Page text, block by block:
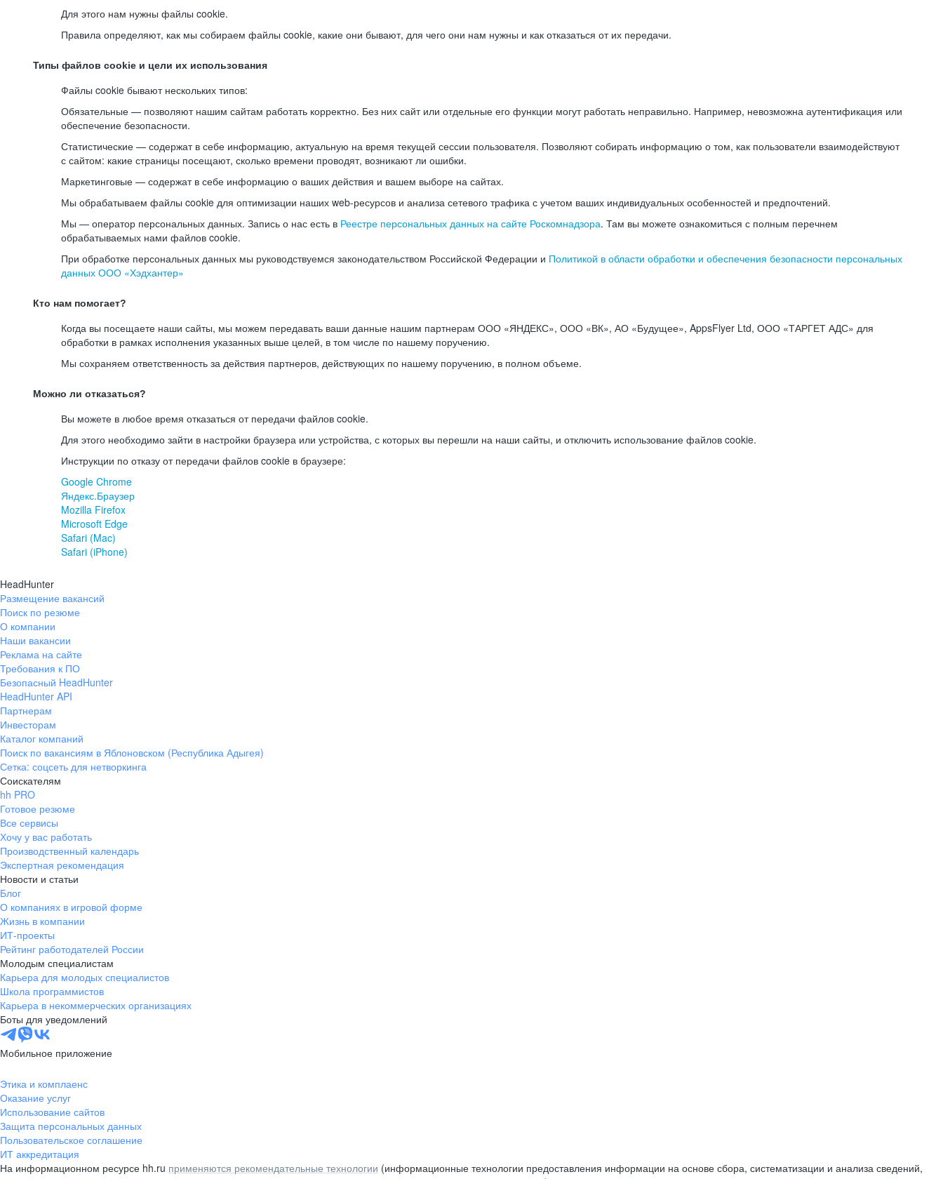
Для этого нам нужны файлы cookie.
Правила определяют, как мы собираем файлы cookie, какие они бывают, для чего они нам нужны и как отказаться от их передачи.
Типы файлов cookie и цели их использования
Файлы cookie бывают нескольких типов:
Обязательные — позволяют нашим сайтам работать корректно. Без них сайт или отдельные его функции могут работать неправильно. Например, невозможна аутентификация или
обеспечение безопасности.
Статистические — содержат в себе информацию, актуальную на время текущей сессии пользователя. Позволяют собирать информацию о том, как пользователи взаимодействуют
с сайтом: какие страницы посещают, сколько времени проводят, возникают ли ошибки.
Маркетинговые — содержат в себе информацию о ваших действия и вашем выборе на сайтах.
Мы обрабатываем файлы cookie для оптимизации наших web-ресурсов и анализа сетевого трафика с учетом ваших индивидуальных особенностей и предпочтений.
Мы — оператор персональных данных. Запись о нас есть в Реестре персональных данных на сайте Роскомнадзора. Там вы можете ознакомиться с полным перечнем
обрабатываемых нами файлов cookie.
При обработке персональных данных мы руководствуемся законодательством Российской Федерации и Политикой в области обработки и обеспечения безопасности персональных
данных ООО «Хэдхантер»
Кто нам помогает?
Когда вы посещаете наши сайты, мы можем передавать ваши данные нашим партнерам ООО «ЯНДЕКС», ООО «ВК», АО «Будущее», AppsFlyer Ltd, ООО «ТАРГЕТ АДС» для
обработки в рамках исполнения указанных выше целей, в том числе по нашему поручению.
Мы сохраняем ответственность за действия партнеров, действующих по нашему поручению, в полном объеме.
Можно ли отказаться?
Вы можете в любое время отказаться от передачи файлов cookie.
Для этого необходимо зайти в настройки браузера или устройства, с которых вы перешли на наши сайты, и отключить использование файлов cookie.
Инструкции по отказу от передачи файлов cookie в браузере:
Google Chrome
Яндекс.Браузер
Mozilla Firefox
Microsoft Edge
Safari (Mac)
Safari (iPhone)
HeadHunter
Размещение вакансий
Поиск по резюме
О компании
Наши вакансии
Реклама на сайте
Требования к ПО
Безопасный HeadHunter
HeadHunter API
Партнерам
Инвесторам
Каталог компаний
Поиск по вакансиям в Яблоновском (Республика Адыгея)
Сетка: соцсеть для нетворкинга
Соискателям
hh PRO
Готовое резюме
Все сервисы
Хочу у вас работать
Производственный календарь
Экспертная рекомендация
Новости и статьи
Блог
О компаниях в игровой форме
Жизнь в компании
ИТ-проекты
Рейтинг работодателей России
Молодым специалистам
Карьера для молодых специалистов
Школа программистов
Карьера в некоммерческих организациях
Боты для уведомлений
Мобильное приложение
Этика и комплаенс
Оказание услуг
Использование сайтов
Защита персональных данных
Пользовательское соглашение
ИТ аккредитация
На информационном ресурсе hh.ru применяются рекомендательные технологии (информационные технологии предоставления информации на основе сбора, систематизации и анализа сведений,